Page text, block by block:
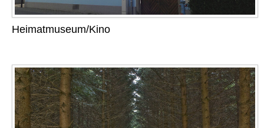
Heimatmuseum/Kino